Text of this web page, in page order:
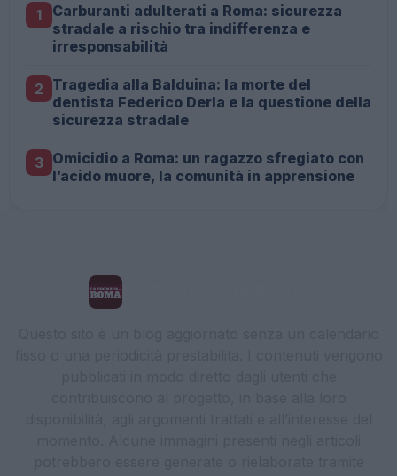
1
Carburanti adulterati a Roma: sicurezza
stradale a rischio tra indifferenza e
irresponsabilità
2 Tragedia alla Balduina: la morte del
dentista Federico Derla e la questione della
sicurezza stradale
3 Omicidio a Roma: un ragazzo sfregiato con
l’acido muore, la comunità in apprensione